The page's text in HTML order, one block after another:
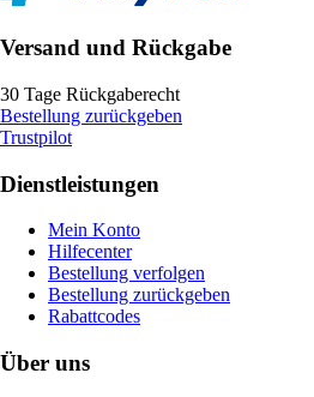
Versand und Rückgabe
30 Tage Rückgaberecht
Bestellung zurückgeben
Trustpilot
Dienstleistungen
Mein Konto
Hilfecenter
Bestellung verfolgen
Bestellung zurückgeben
Rabattcodes
Über uns